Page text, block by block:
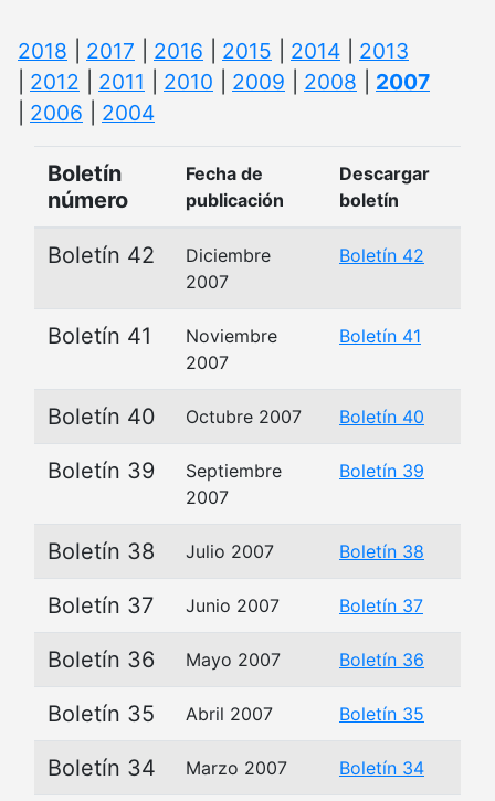
2018 2017 2016 2015 2014
2013
2012 2011 2010 2009 2008
2007
2006 2004
Boletín
número
Fecha de
publicación
Descargar
boletín
Boletín 42
Diciembre
2007
Boletín 42
Boletín 41
Noviembre
2007
Boletín 41
Boletín 40 Octubre 2007 Boletín 40
Boletín 39
Septiembre
2007
Boletín 39
Boletín 38 Julio 2007 Boletín 38
Boletín 37 Junio 2007 Boletín 37
Boletín 36 Mayo 2007 Boletín 36
Boletín 35 Abril 2007 Boletín 35
Boletín 34 Marzo 2007 Boletín 34